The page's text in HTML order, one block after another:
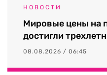
НОВОСТИ
Мировые цены на
достигли
08.08.2026 / 06:45